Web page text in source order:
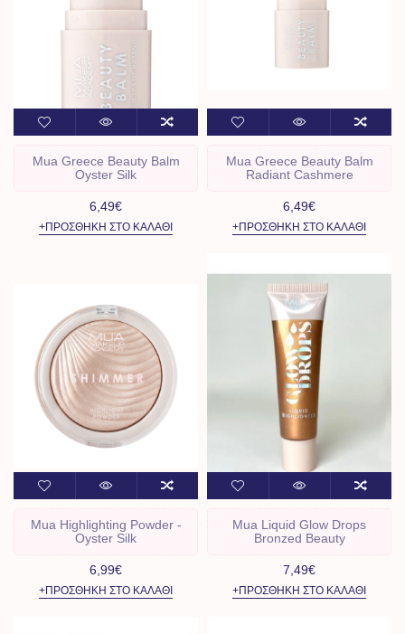
Mua Greece Beauty Balm
Oyster Silk
6,49€
+ΠΡΟΣΘΉΚΗ ΣΤΟ ΚΑΛΆΘΙ
Mua Greece Beauty Balm
Radiant Cashmere
6,49€
+ΠΡΟΣΘΉΚΗ ΣΤΟ ΚΑΛΆΘΙ
Mua Highlighting Powder -
Oyster Silk
6,99€
+ΠΡΟΣΘΉΚΗ ΣΤΟ ΚΑΛΆΘΙ
Mua Liquid Glow Drops
Bronzed Beauty
7,49€
+ΠΡΟΣΘΉΚΗ ΣΤΟ ΚΑΛΆΘΙ